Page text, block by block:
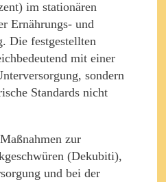
im stationären
Ernährungs- und
Die festgestellten
mit einer
sondern
Standards nicht
zur
(Dekubiti),
und bei der